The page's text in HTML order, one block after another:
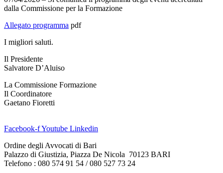
dalla Commissione per la Formazione
Allegato programma pdf
I migliori saluti.
Il Presidente
Salvatore D’Aluiso
La Commissione Formazione
Il Coordinatore
Gaetano Fioretti
Facebook-fYoutube Linkedin
Ordine degli Avvocati di Bari
Palazzo di Giustizia, Piazza De Nicola 70123 BARI
Telefono : 080 574 91 54 / 080 527 73 24